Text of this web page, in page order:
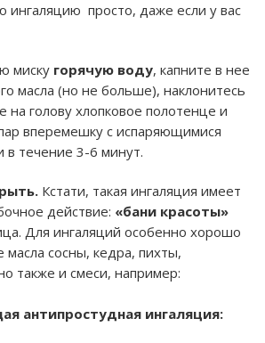
ингаляцию просто, даже если у вас
миску горячую воду, капните в нее
масла (но не больше), наклонитесь
на голову хлопковое полотенце и
вперемешку с испаряющимися
течение 3-6 минут.
Кстати, такая ингаляция имеет
действие: «бани красоты»
Для ингаляций особенно хорошо
сосны, кедра, пихты,
также и смеси, например:
антипростудная ингаляция: